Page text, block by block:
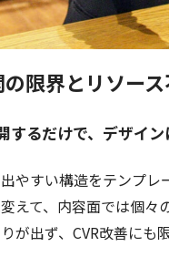
限界とリソー
するだけで、デザイ
やすい構造をテンプ
えて、内容面では個
が出ず、CVR改善にも